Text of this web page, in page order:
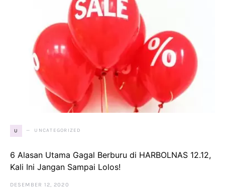
U UNCATEGORIZED
6 Alasan Utama Gagal Berburu di HARBOLNAS 12.12,
Kali Ini Jangan Sampai Lolos!
DESEMBER 12, 2020